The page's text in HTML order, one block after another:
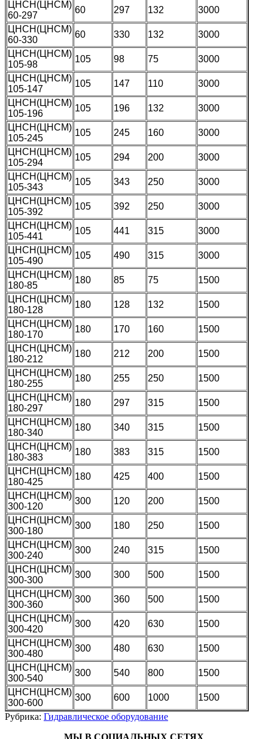
ЦНСН(ЦНСМ)
60-297
60 297 132
3000
ЦНСН(ЦНСМ)
60-330
60 330 132
3000
ЦНСН(ЦНСМ)
105-98
105 98 75
3000
ЦНСН(ЦНСМ)
105-147
105 147 110
3000
ЦНСН(ЦНСМ)
105-196
105 196 132
3000
ЦНСН(ЦНСМ)
105-245
105 245 160
3000
ЦНСН(ЦНСМ)
105-294
105 294 200
3000
ЦНСН(ЦНСМ)
105-343
105 343 250
3000
ЦНСН(ЦНСМ)
105-392
105 392 250
3000
ЦНСН(ЦНСМ)
105-441
105 441 315
3000
ЦНСН(ЦНСМ)
105-490
105 490 315
3000
ЦНСН(ЦНСМ)
180-85
180 85 75
1500
ЦНСН(ЦНСМ)
180-128
180 128 132
1500
ЦНСН(ЦНСМ)
180-170
180 170 160
1500
ЦНСН(ЦНСМ)
180-212
180 212 200
1500
ЦНСН(ЦНСМ)
180-255
180 255 250
1500
ЦНСН(ЦНСМ)
180-297
180 297 315
1500
ЦНСН(ЦНСМ)
180-340
180 340 315
1500
ЦНСН(ЦНСМ)
180-383
180 383 315
1500
ЦНСН(ЦНСМ)
180-425
180 425 400
1500
ЦНСН(ЦНСМ)
300-120
300 120 200
1500
ЦНСН(ЦНСМ)
300-180
300 180 250
1500
ЦНСН(ЦНСМ)
300-240
300 240 315
1500
ЦНСН(ЦНСМ)
300-300
300 300 500
1500
ЦНСН(ЦНСМ)
300-360
300 360 500
1500
ЦНСН(ЦНСМ)
300-420
300 420 630
1500
ЦНСН(ЦНСМ)
300-480
300 480 630
1500
ЦНСН(ЦНСМ)
300-540
300 540 800
1500
ЦНСН(ЦНСМ)
300-600
300 600 1000
1500
Рубрика: Гидравлическое оборудование
МЫ В СОЦИАЛЬНЫХ СЕТЯХ